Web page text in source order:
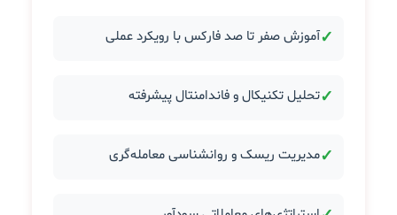
✓آموزش صفر تا صد فارکس با رویکرد عملی
✓تحلیل تکنیکال و فاندامنتال پیشرفته
✓مدیریت ریسک و روانشناسی معامله‌گری